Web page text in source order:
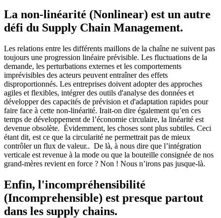
La non-linéarité (Nonlinear) est un autre
défi du Supply Chain Management.
Les relations entre les différents maillons de la chaîne ne suivent pas
toujours une progression linéaire prévisible. Les fluctuations de la
demande, les perturbations externes et les comportements
imprévisibles des acteurs peuvent entraîner des effets
disproportionnés. Les entreprises doivent adopter des approches
agiles et flexibles, intégrer des outils d'analyse des données et
développer des capacités de prévision et d'adaptation rapides pour
faire face à cette non-linéarité. Irait-on dire également qu’en ces
temps de développement de l’économie circulaire, la linéarité est
devenue obsolète. Évidemment, les choses sont plus subtiles. Ceci
étant dit, est ce que la circularité ne permettrait pas de mieux
contrôler un flux de valeur.. De là, à nous dire que l’intégration
verticale est revenue à la mode ou que la bouteille consignée de nos
grand-mères revient en force ? Non ! Nous n’irons pas jusque-là.
Enfin, l'incompréhensibilité
(Incomprehensible) est presque partout
dans les supply chains.